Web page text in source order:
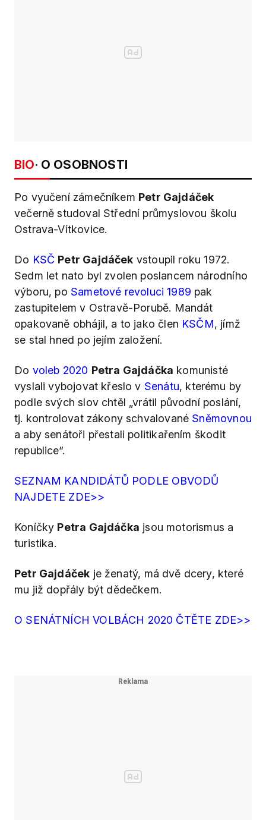
BIO· O OSOBNOSTI
Po vyučení zámečníkem Petr Gajdáček
večerně studoval Střední průmyslovou školu
Ostrava-Vítkovice.
Do KSČ Petr Gajdáček vstoupil roku 1972.
Sedm let nato byl zvolen poslancem národního
výboru, po Sametové revoluci 1989 pak
zastupitelem v Ostravě-Porubě. Mandát
opakovaně obhájil, a to jako člen KSČM, jímž
se stal hned po jejím založení.
Do voleb 2020 Petra Gajdáčka komunisté
vyslali vybojovat křeslo v Senátu, kterému by
podle svých slov chtěl „vrátil původní poslání,
tj. kontrolovat zákony schvalované Sněmovnou
a aby senátoři přestali politikařením škodit
republice“.
SEZNAM KANDIDÁTŮ PODLE OBVODŮ
NAJDETE ZDE>>
Koníčky Petra Gajdáčka jsou motorismus a
turistika.
Petr Gajdáček je ženatý, má dvě dcery, které
mu již dopřály být dědečkem.
O SENÁTNÍCH VOLBÁCH 2020 ČTĚTE ZDE>>